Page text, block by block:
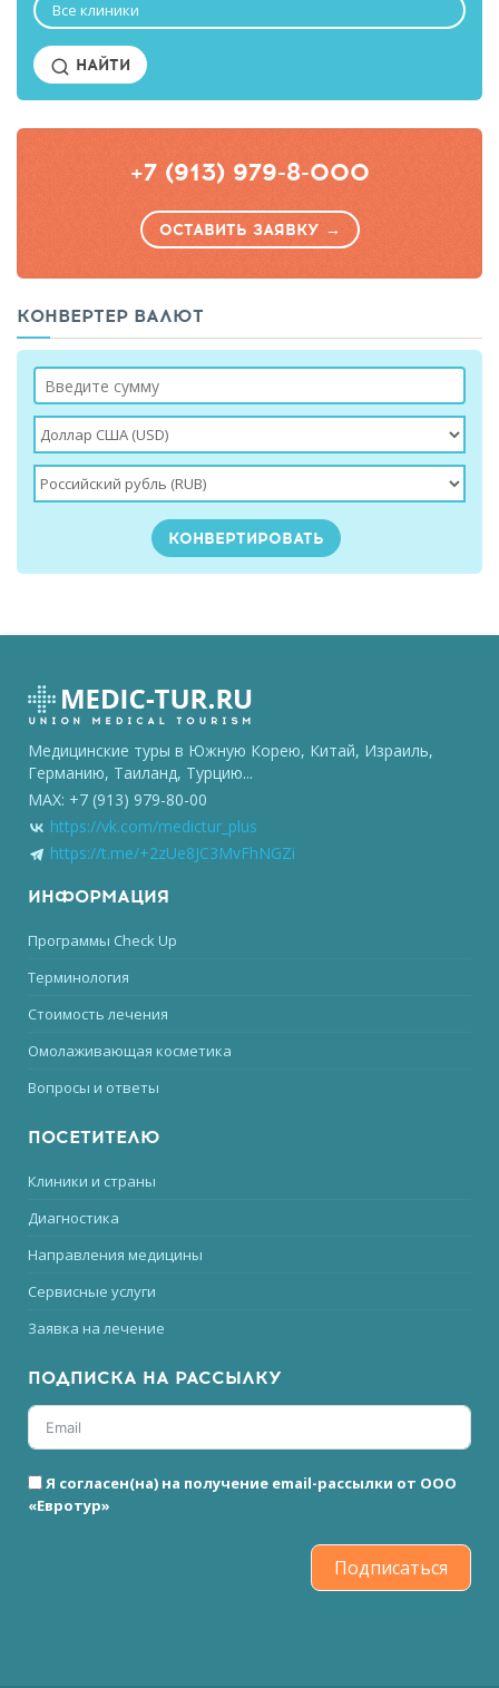
Все клиники
НАЙТИ
+7 (913) 979-8-000
ОСТАВИТЬ ЗАЯВКУ →
КОНВЕРТЕР ВАЛЮТ
Медицинские туры в Южную Корею, Китай, Израиль,
Германию, Таиланд, Турцию...
MAX: +7 (913) 979-80-00
https://vk.com/medictur_plus
https://t.me/+2zUe8JC3MvFhNGZi
ИНФОРМАЦИЯ
Программы Check Up
Терминология
Стоимость лечения
Омолаживающая косметика
Вопросы и ответы
ПОСЕТИТЕЛЮ
Клиники и страны
Диагностика
Направления медицины
Сервисные услуги
Заявка на лечение
ПОДПИСКА НА РАССЫЛКУ
Я согласен(на) на получение email-рассылки от ООО
«Евротур»
Подписаться